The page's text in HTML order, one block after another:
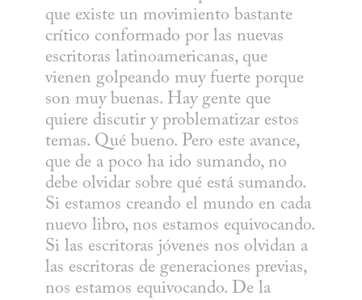
que existe un movimiento bastante
crítico conformado por las nuevas
escritoras latinoamericanas, que
vienen golpeando muy fuerte porque
son muy buenas. Hay gente que
quiere discutir y problematizar estos
temas. Qué bueno. Pero este avance,
que de a poco ha ido sumando, no
debe olvidar sobre qué está sumando.
Si estamos creando el mundo en cada
nuevo libro, nos estamos equivocando.
Si las escritoras jóvenes nos olvidan a
las escritoras de generaciones previas,
nos estamos equivocando. De la